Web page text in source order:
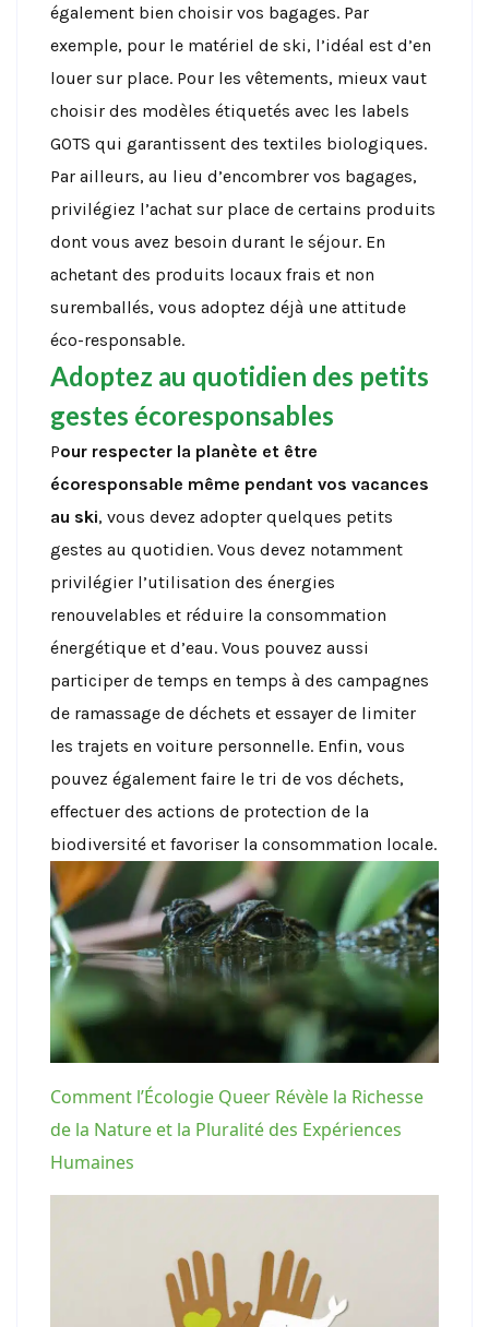
également bien choisir vos bagages. Par
exemple, pour le matériel de ski, l’idéal est d’en
louer sur place. Pour les vêtements, mieux vaut
choisir des modèles étiquetés avec les labels
GOTS qui garantissent des textiles biologiques.
Par ailleurs, au lieu d’encombrer vos bagages,
privilégiez l’achat sur place de certains produits
dont vous avez besoin durant le séjour. En
achetant des produits locaux frais et non
suremballés, vous adoptez déjà une attitude
éco-responsable.
Adoptez au quotidien des petits
gestes écoresponsables
Pour respecter la planète et être
écoresponsable même pendant vos vacances
au ski, vous devez adopter quelques petits
gestes au quotidien. Vous devez notamment
privilégier l’utilisation des énergies
renouvelables et réduire la consommation
énergétique et d’eau. Vous pouvez aussi
participer de temps en temps à des campagnes
de ramassage de déchets et essayer de limiter
les trajets en voiture personnelle. Enfin, vous
pouvez également faire le tri de vos déchets,
effectuer des actions de protection de la
biodiversité et favoriser la consommation locale.
Comment l’Écologie Queer Révèle la Richesse
de la Nature et la Pluralité des Expériences
Humaines